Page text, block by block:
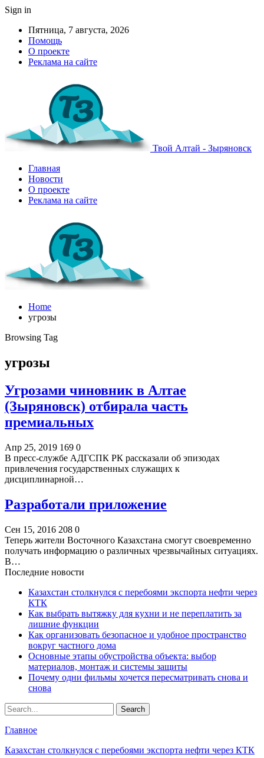
Sign in
Пятница, 7 августа, 2026
Помощь
О проекте
Реклама на сайте
Твой Алтай - Зыряновск
Главная
Новости
О проекте
Реклама на сайте
Home
угрозы
Browsing Tag
угрозы
Угрозами чиновник в Алтае
(Зыряновск) отбирала часть
премиальных
Апр 25, 2019 169 0
В пресс-службе АДГСПК РК рассказали об эпизодах
привлечения государственных служащих к
дисциплинарной…
Разработали приложение
Сен 15, 2016 208 0
Теперь жители Восточного Казахстана смогут своевременно
получать информацию о различных чрезвычайных ситуациях.
В…
Последние новости
Казахстан столкнулся с перебоями экспорта нефти через
КТК
Как выбрать вытяжку для кухни и не переплатить за
лишние функции
Как организовать безопасное и удобное пространство
вокруг частного дома
Основные этапы обустройства объекта: выбор
материалов, монтаж и системы защиты
Почему одни фильмы хочется пересматривать снова и
снова
Главное
Казахстан столкнулся с перебоями экспорта нефти через КТК